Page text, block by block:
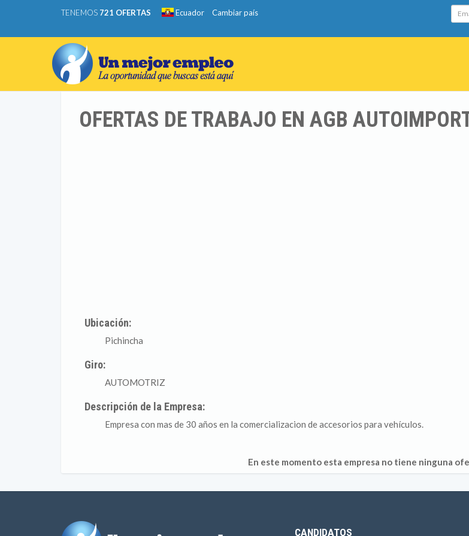
TENEMOS 721 OFERTAS Ecuador Cambiar país Email
OFERTAS DE TRABAJO EN AGB
Ubicación:
Pichincha
Giro:
AUTOMOTRIZ
Descripción de la Empresa:
Empresa con mas de 30 años en la comercializacion de accesorios para vehículos.
En este momento esta empresa no tiene ninguna
CANDIDATOS